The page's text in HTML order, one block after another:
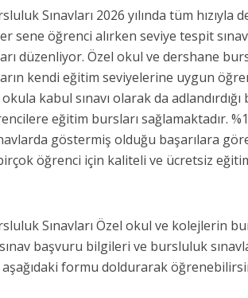
Sınavları 2026 yılında tüm hızıyla
sene öğrenci alırken seviye tespit
düzenliyor. Özel okul ve dershane
kendi eğitim seviyelerine uygun
kabul sınavı olarak da adlandırdığı
eğitim bursları sağlamaktadır.
göstermiş olduğu başarılara
öğrenci için kaliteli ve ücretsiz
Sınavları Özel okul ve kolejlerin
başvuru bilgileri ve bursluluk
aşağıdaki formu doldurarak